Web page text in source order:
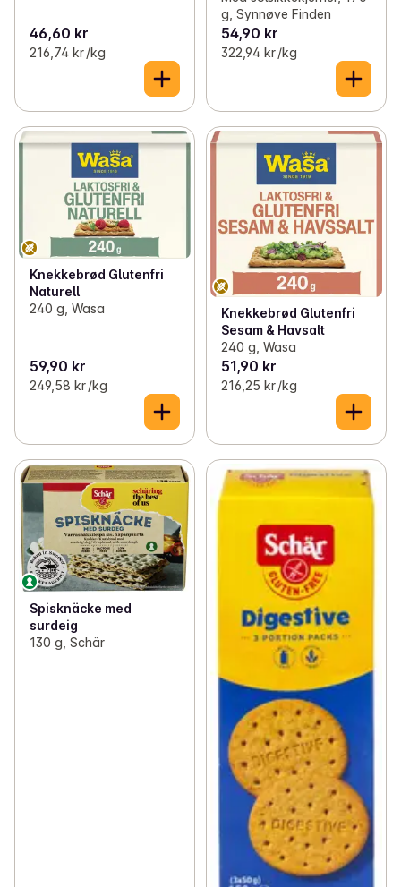
46,60 kr
216,74 kr /kg
g, Synnøve Finden
54,90 kr
322,94 kr /kg
Knekkebrød Glutenfri
Naturell
240 g, Wasa
59,90 kr
249,58 kr /kg
Knekkebrød Glutenfri
Sesam & Havsalt
240 g, Wasa
51,90 kr
216,25 kr /kg
Spisknäcke med
surdeig
130 g, Schär